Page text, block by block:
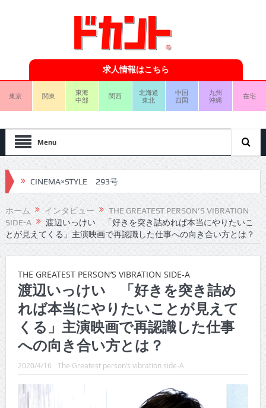
求人情報はこちら
東京 関東
東海
中部
関西
北海道
東北
中国
四国
九州
沖縄
在宅
Menu
CINEMA×STYLE 293号
CINEMA×STYLE 292号
CINEMA×STYLE 291号
CINEMA×STYLE 290号
CINEMA×STYLE 288号
CINEMA×STYLE 287号
CINEMA×STYLE 286号
CINEMA×STYLE 285号
ホーム インタビュー
THE GREATEST PERSON’S VIBRATION
SIDE-A
渡辺いっけい 「好きを突き詰めれば本当にやりたいこ
とが見えてくる」主演映画で再認識した仕事への向き合い方とは？
THE GREATEST PERSON’S VIBRATION SIDE-A
渡辺いっけい 「好きを突き詰め
れば本当にやりたいことが見えて
くる」主演映画で再認識した仕事
への向き合い方とは？
2020/4/16 The Greatest person’s vibration side-A